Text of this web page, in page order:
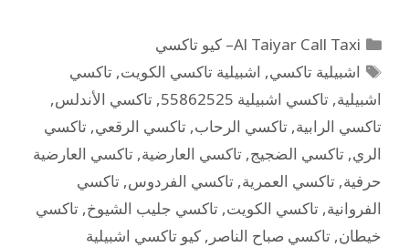
Al Taiyar Call Taxi– كيو تاكسي
اشبيلية تاكسي, اشبيلية تاكسي الكويت,تاكسي
اشبيلية, تاكسي اشبيلية 55862525 , تاكسي الأندلس,
تاكسي الرابية, تاكسي الرحاب, تاكسي الرقعي, تاكسي
الري, تاكسي الضجيج, تاكسي العارضية, تاكسي العارضية
حرفية, تاكسي العمرية, تاكسي الفردوس, تاكسي
الفروانية, تاكسي الكويت, تاكسي جليب الشيوخ, تاكسي
خيطان, تاكسي صباح الناصر , كيو تاكسي اشبيلية